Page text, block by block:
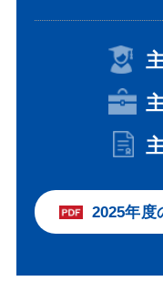
2025年度